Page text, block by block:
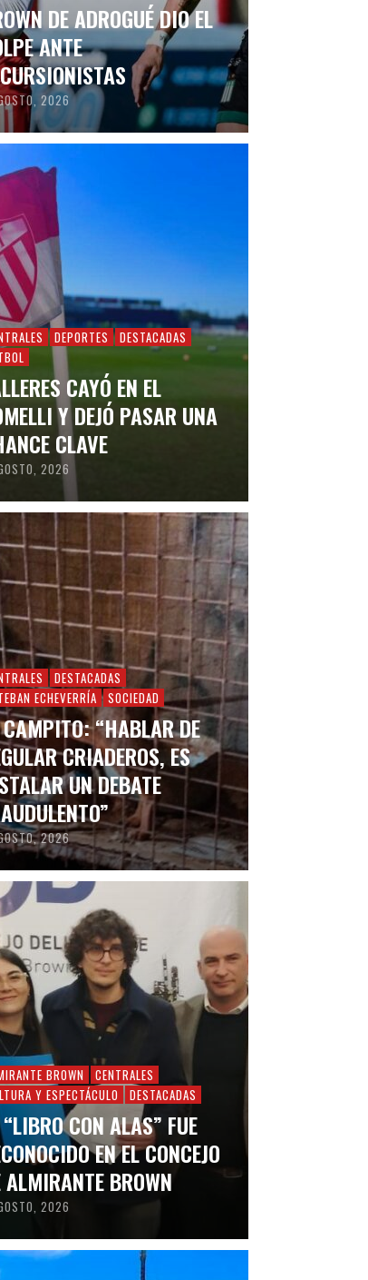
DE ADROGUÉ DIO EL
ANTE
2026
DEPORTES
DESTACADAS
CAYÓ EN EL
Y DEJÓ PASAR UNA
CLAVE
2026
DESTACADAS
ECHEVERRÍA
SOCIEDAD
“HABLAR DE
CRIADEROS, ES
UN DEBATE
2026
BROWN
CENTRALES
Y ESPECTÁCULO
DESTACADAS
CON ALAS” FUE
EN EL CONCEJO
ALMIRANTE BROWN
2026